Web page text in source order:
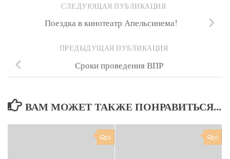
СЛЕДУЮЩАЯ ПУБЛИКАЦИЯ
Поездка в кинотеатр Апельсинема!
ПРЕДЫДУЩАЯ ПУБЛИКАЦИЯ
Сроки проведения ВПР
ВАМ МОЖЕТ ТАКЖЕ ПОНРАВИТЬСЯ...
0 0